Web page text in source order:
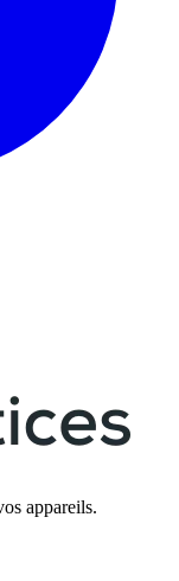
appareils.